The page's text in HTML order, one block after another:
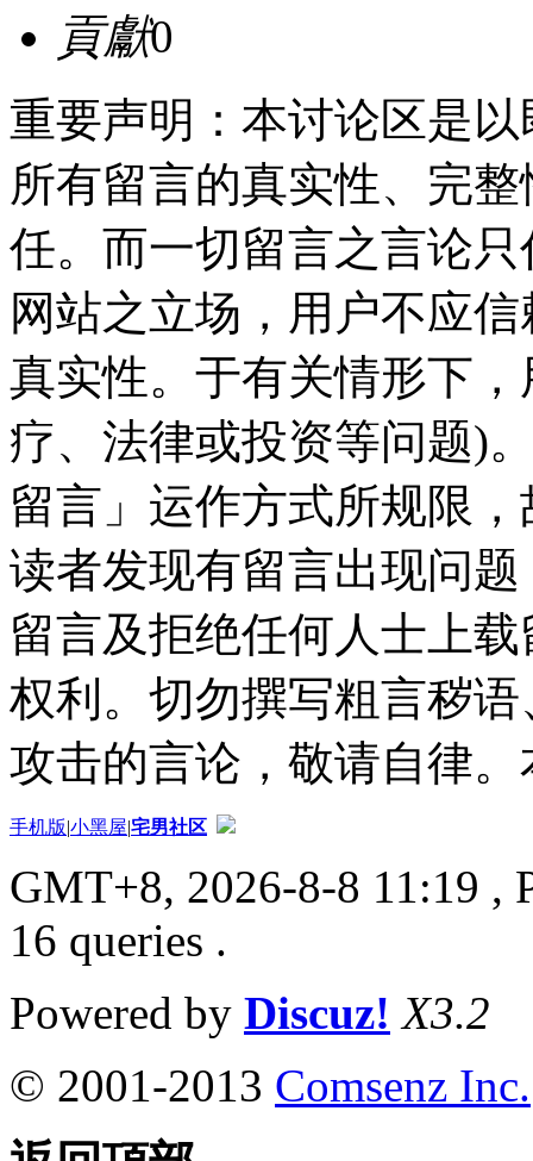
貢獻0
重要声明：本讨论区是
所有留言的真实性、完
任。而一切留言之言论
网站之立场，用户不应
真实性。于有关情形下
疗、法律或投资等问题)
留言」运作方式所规限
读者发现有留言出现问
留言及拒绝任何人士上
权利。切勿撰写粗言秽
攻击的言论，敬请自律
手机版|小黑屋|宅男社区
GMT+8, 2026-8-8 11:19 ,
16 queries .
Powered by Discuz! X3.2
© 2001-2013 Comsenz Inc.